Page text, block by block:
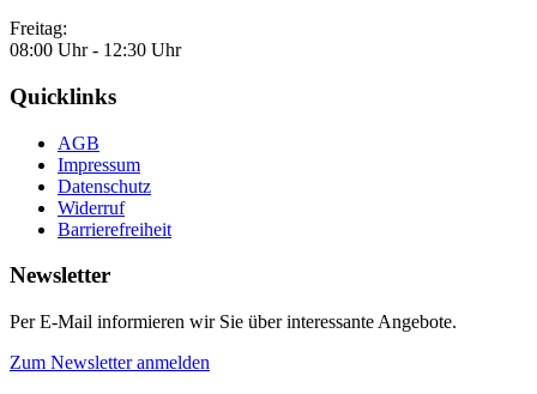
Freitag:
08:00 Uhr - 12:30 Uhr
Quicklinks
AGB
Impressum
Datenschutz
Widerruf
Barrierefreiheit
Newsletter
Per E-Mail informieren wir Sie über interessante Angebote.
Zum Newsletter anmelden